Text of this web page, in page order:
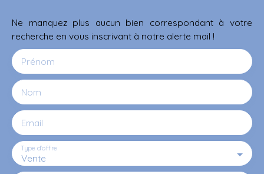
Ne manquez plus aucun bien correspondant à votre
recherche en vous inscrivant à notre alerte mail !
Prénom
Nom
Email
Vente
Type d'offre